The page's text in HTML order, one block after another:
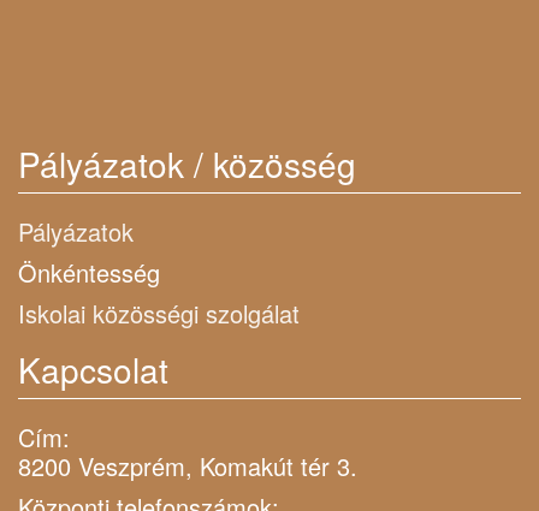
Pályázatok / közösség
Pályázatok
Önkéntesség
Iskolai közösségi szolgálat
Kapcsolat
Cím:
8200 Veszprém, Komakút tér 3.